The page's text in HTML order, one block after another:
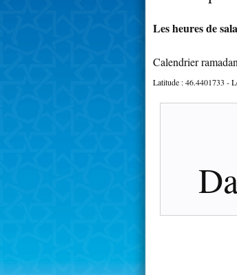
Les heures de
Calendrier
Latitude :46.4401733 -